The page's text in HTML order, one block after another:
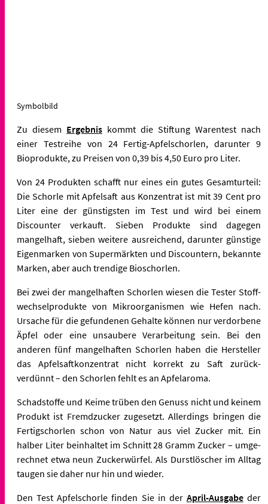
Symbolbild
Zu diesem Ergebnis kommt die Stiftung Warentest nach
einer Testreihe von 24 Fertig-Apfelschorlen, darunter 9
Bioprodukte, zu Preisen von 0,39 bis 4,50 Euro pro Liter.
Von 24 Produkten schafft nur eines ein gutes Gesamt­urteil:
Die Schorle mit Apfelsaft aus Konzentrat ist mit 39 Cent pro
Liter eine der güns­tigsten im Test und wird bei einem
Discounter verkauft. Sieben Produkte sind dagegen
mangelhaft, sieben weitere ausreichend, darunter güns­tige
Eigenmarken von Supermärkten und Discountern, bekannte
Marken, aber auch trendige Bioschorlen.
Bei zwei der mangelhaften Schorlen wiesen die Tester Stoff­
wechsel­produkte von Mikro­organismen wie Hefen nach.
Ursache für die gefundenen Gehalte können nur verdorbene
Äpfel oder eine unsaubere Verarbeitung sein. Bei den
anderen fünf mangelhaften Schorlen haben die Hersteller
das Apfelsaft­konzentrat nicht korrekt zu Saft zurück­
verdünnt – den Schorlen fehlt es an Apfelaroma.
Schad­stoffe und Keime trüben den Genuss nicht und keinem
Produkt ist Fremd­zucker zugesetzt. Allerdings bringen die
Fertigschorlen schon von Natur aus viel Zucker mit. Ein
halber Liter beinhaltet im Schnitt 28 Gramm Zucker – umge­
rechnet etwa neun Zuckerwürfel. Als Durst­löscher im Alltag
taugen sie daher nur hin und wieder.
Den Test Apfelschorle finden Sie in der April-Ausgabeder